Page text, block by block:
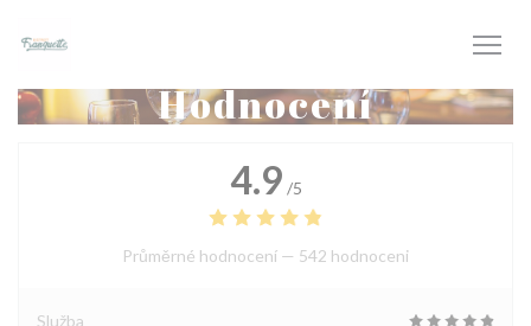
Hodnocení
4.9 /5
Průměrné hodnocení — 542 hodnoceni
Služba